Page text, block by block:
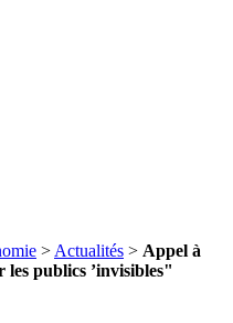
>Actualités > Appel à
publics ’invisibles"